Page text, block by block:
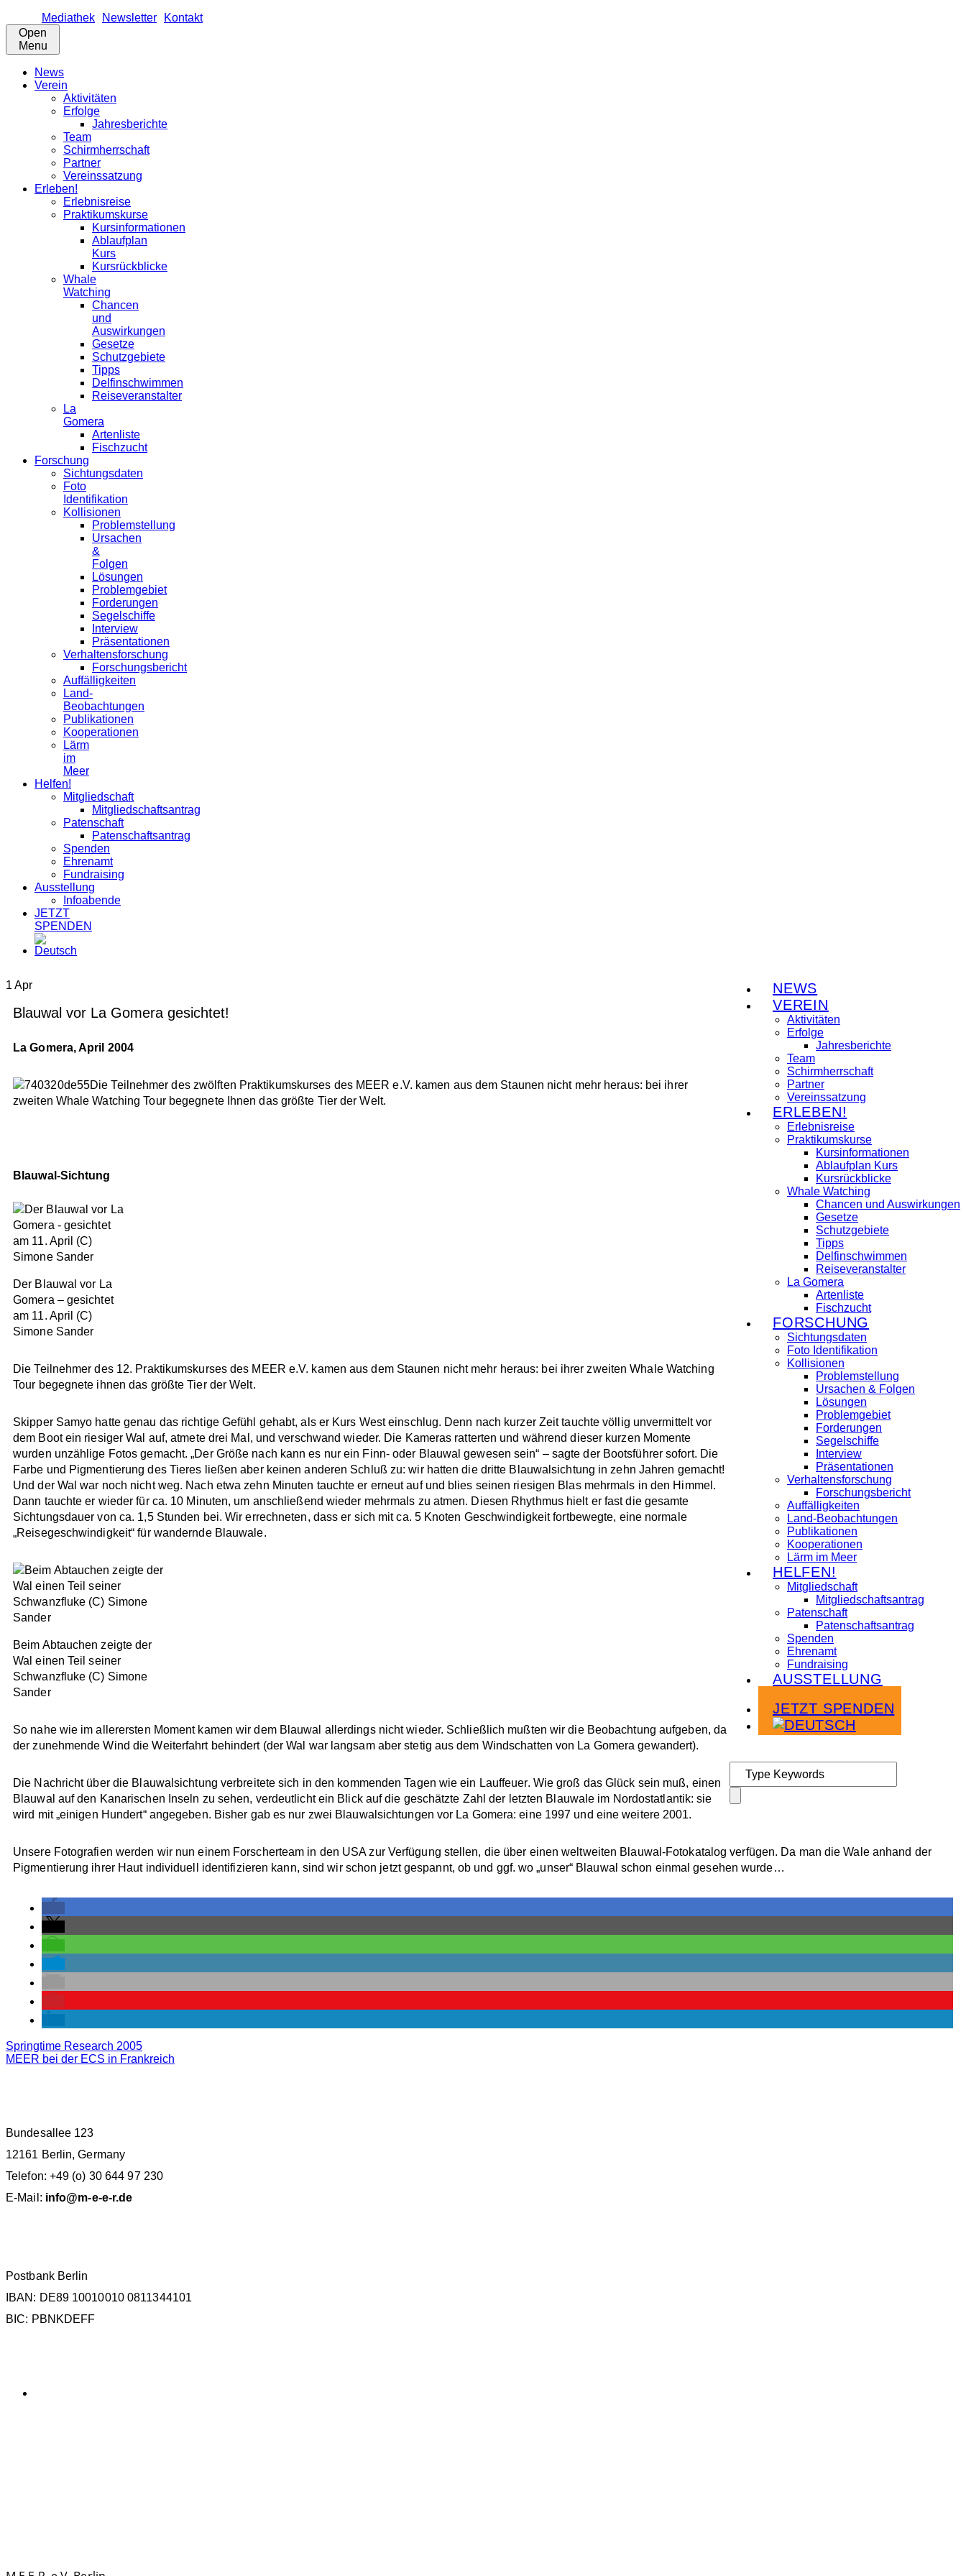
Mediathek Newsletter
Kontakt
Open
Menu
News
Verein
Aktivitäten
Erfolge
Jahresberichte
Team
Schirmherrschaft
Partner
Vereinssatzung
Erleben!
Erlebnisreise
Praktikumskurse
Kursinformationen
Ablaufplan
Kurs
Kursrückblicke
Whale
Watching
Chancen
und
Auswirkungen
Gesetze
Schutzgebiete
Tipps
Delfinschwimmen
Reiseveranstalter
La
Gomera
Artenliste
Fischzucht
Forschung
Sichtungsdaten
Foto
Identifikation
Kollisionen
Problemstellung
Ursachen
&
Folgen
Lösungen
Problemgebiet
Forderungen
Segelschiffe
Interview
Präsentationen
Verhaltensforschung
Forschungsbericht
Auffälligkeiten
Land-
Beobachtungen
Publikationen
Kooperationen
Lärm
im
Meer
Helfen!
Mitgliedschaft
Mitgliedschaftsantrag
Patenschaft
Patenschaftsantrag
Spenden
Ehrenamt
Fundraising
Ausstellung
Infoabende
JETZT
SPENDEN
NEWS
VEREIN
Aktivitäten
Erfolge
Jahresberichte
Team
Schirmherrschaft
Partner
Vereinssatzung
ERLEBEN!
Erlebnisreise
Praktikumskurse
Kursinformationen
Ablaufplan Kurs
Kursrückblicke
Whale Watching
Chancen und Auswirkungen
Gesetze
Schutzgebiete
Tipps
Delfinschwimmen
Reiseveranstalter
La Gomera
Artenliste
Fischzucht
FORSCHUNG
Sichtungsdaten
Foto Identifikation
Kollisionen
Problemstellung
Ursachen & Folgen
Lösungen
Problemgebiet
Forderungen
Segelschiffe
Interview
Präsentationen
Verhaltensforschung
Forschungsbericht
Auffälligkeiten
Land-Beobachtungen
Publikationen
Kooperationen
Lärm im Meer
HELFEN!
Mitgliedschaft
Mitgliedschaftsantrag
Patenschaft
Patenschaftsantrag
Spenden
Ehrenamt
Fundraising
AUSSTELLUNG
JETZT SPENDEN
1 Apr
Blauwal vor La Gomera gesichtet!
La Gomera, April 2004
Die Teilnehmer des zwölften Praktikumskurses des MEER e.V. kamen aus dem Staunen nicht mehr heraus: bei ihrer
zweiten Whale Watching Tour begegnete Ihnen das größte Tier der Welt.
Blauwal-Sichtung
Der Blauwal vor La
Gomera – gesichtet
am 11. April (C)
Simone Sander
Die Teilnehmer des 12. Praktikumskurses des MEER e.V. kamen aus dem Staunen nicht mehr heraus: bei ihrer zweiten Whale Watching
Tour begegnete ihnen das größte Tier der Welt.
Skipper Samyo hatte genau das richtige Gefühl gehabt, als er Kurs West einschlug. Denn nach kurzer Zeit tauchte völlig unvermittelt vor
dem Boot ein riesiger Wal auf, atmete drei Mal, und verschwand wieder. Die Kameras ratterten und während dieser kurzen Momente
wurden unzählige Fotos gemacht. „Der Größe nach kann es nur ein Finn- oder Blauwal gewesen sein“ – sagte der Bootsführer sofort. Die
Farbe und Pigmentierung des Tieres ließen aber keinen anderen Schluß zu: wir hatten die dritte Blauwalsichtung in zehn Jahren gemacht!
Und der Wal war noch nicht weg. Nach etwa zehn Minuten tauchte er erneut auf und blies seinen riesigen Blas mehrmals in den Himmel.
Dann tauchte er wieder für ca. 10 Minuten, um anschließend wieder mehrmals zu atmen. Diesen Rhythmus hielt er fast die gesamte
Sichtungsdauer von ca. 1,5 Stunden bei. Wir errechneten, dass er sich mit ca. 5 Knoten Geschwindigkeit fortbewegte, eine normale
„Reisegeschwindigkeit“ für wandernde Blauwale.
Beim Abtauchen zeigte der
Wal einen Teil seiner
Schwanzfluke (C) Simone
Sander
So nahe wie im allerersten Moment kamen wir dem Blauwal allerdings nicht wieder. Schließlich mußten wir die Beobachtung aufgeben, da
der zunehmende Wind die Weiterfahrt behindert (der Wal war langsam aber stetig aus dem Windschatten von La Gomera gewandert).
Die Nachricht über die Blauwalsichtung verbreitete sich in den kommenden Tagen wie ein Lauffeuer. Wie groß das Glück sein muß, einen
Blauwal auf den Kanarischen Inseln zu sehen, verdeutlicht ein Blick auf die geschätzte Zahl der letzten Blauwale im Nordostatlantik: sie
wird mit „einigen Hundert“ angegeben. Bisher gab es nur zwei Blauwalsichtungen vor La Gomera: eine 1997 und eine weitere 2001.
Unsere Fotografien werden wir nun einem Forscherteam in den USA zur Verfügung stellen, die über einen weltweiten Blauwal-Fotokatalog verfügen. Da man die Wale anhand der
Pigmentierung ihrer Haut individuell identifizieren kann, sind wir schon jetzt gespannt, ob und ggf. wo „unser“ Blauwal schon einmal gesehen wurde…
Springtime Research 2005
MEER bei der ECS in Frankreich
Bundesallee 123
12161 Berlin, Germany
Telefon: +49 (o) 30 644 97 230
E-Mail: info@m-e-e-r.de
Postbank Berlin
IBAN: DE89 10010010 0811344101
BIC: PBNKDEFF